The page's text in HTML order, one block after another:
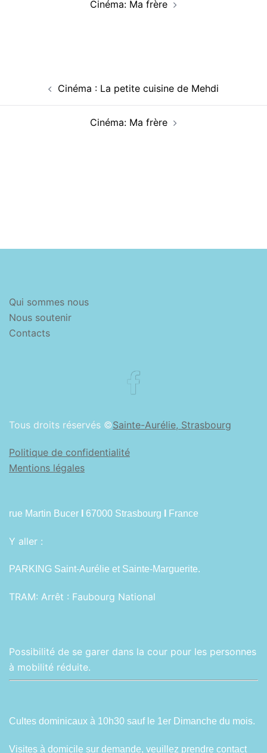
Cinéma: Ma frère
d’article Cinéma : La petite cuisine de Mehdi
Cinéma: Ma frère
Qui sommes nous
Nous soutenir
Contacts
Tous droits réservés ©Sainte-Aurélie, Strasbourg
Politique de confidentialité
Mentions légales
rue Martin Bucer 67000 Strasbourg France
Y aller :
PARKING Saint-Aurélie et Sainte-Marguerite.
TRAM: Arrêt : Faubourg National
Possibilité de se garer dans la cour pour les personnes
à mobilité réduite.
Cultes dominicaux à 10h30 sauf le 1er Dimanche du mois.
Visites à domicile sur demande, veuillez prendre contact